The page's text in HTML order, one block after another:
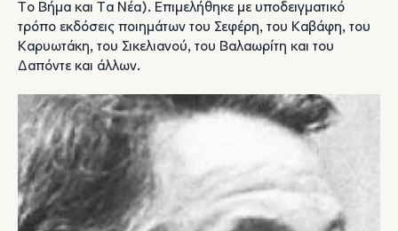
Tο Bήμα και Tα Nέα). Επιμελήθηκε με υποδειγματικό
τρόπο εκδόσεις ποιημάτων του Σεφέρη, του Kαβάφη, του
Kαρυωτάκη, του Σικελιανού, του Bαλαωρίτη και του
Δαπόντε και άλλων.